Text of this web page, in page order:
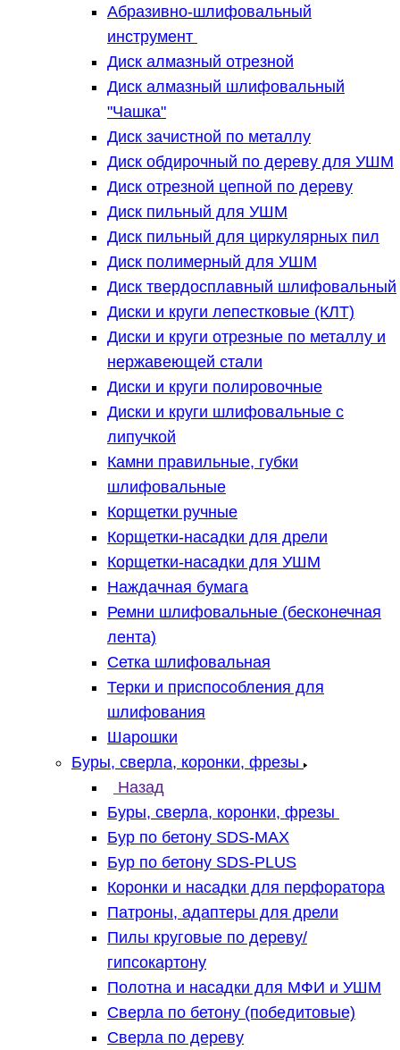
Абразивно-шлифовальный
инструмент
Диск алмазный отрезной
Диск алмазный шлифовальный
"Чашка"
Диск зачистной по металлу
Диск обдирочный по дереву для УШМ
Диск отрезной цепной по дереву
Диск пильный для УШМ
Диск пильный для циркулярных пил
Диск полимерный для УШМ
Диск твердосплавный шлифовальный
Диски и круги лепестковые (КЛТ)
Диски и круги отрезные по металлу и
нержавеющей стали
Диски и круги полировочные
Диски и круги шлифовальные с
липучкой
Камни правильные, губки
шлифовальные
Корщетки ручные
Корщетки-насадки для дрели
Корщетки-насадки для УШМ
Наждачная бумага
Ремни шлифовальные (бесконечная
лента)
Сетка шлифовальная
Терки и приспособления для
шлифования
Шарошки
Буры, сверла, коронки, фрезы
Назад
Буры, сверла, коронки, фрезы
Бур по бетону SDS-MAX
Бур по бетону SDS-PLUS
Коронки и насадки для перфоратора
Патроны, адаптеры для дрели
Пилы круговые по дереву/
гипсокартону
Полотна и насадки для МФИ и УШМ
Сверла по бетону (победитовые)
Сверла по дереву